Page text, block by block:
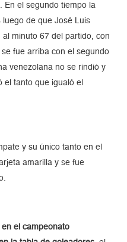
En el segundo tiempo la
de que José Luis
minuto 67 del partido, con
fue arriba con el segundo
venezolana no se rindió y
el tanto que igualó el
y su único tanto en el
amarilla y se fue
el campeonato